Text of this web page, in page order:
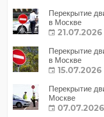
Перекрытие
в Москве
21.07.2026
Перекрытие
в Москве
15.07.2026
Перекрытие
Москве
07.07.2026